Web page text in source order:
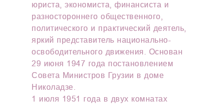
юриста, экономиста, финансиста и
разностороннего общественного,
политического и практический деятель,
яркий представитель национально-
освободительного движения. Основан
29 июня 1947 года постановлением
Совета Министров Грузии в доме
Николадзе.
1 июля 1951 года в двух комнатах